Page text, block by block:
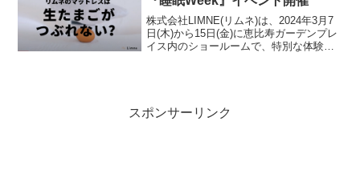
株式会社LIMNE(リムネ)は、2024年3月7
日(木)から15日(金)に恵比寿ガーデンプレ
イス内のショールームで、特別な体験イ
スポンサーリンク